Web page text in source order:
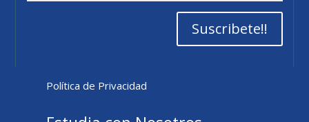
Suscribete!!
Política de Privacidad